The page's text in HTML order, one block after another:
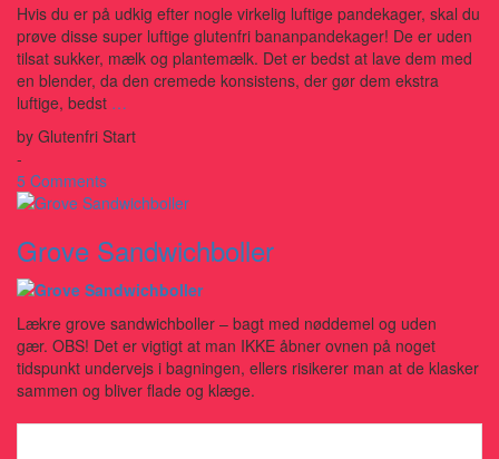
Hvis du er på udkig efter nogle virkelig luftige pandekager, skal du
prøve disse super luftige glutenfri bananpandekager! De er uden
tilsat sukker, mælk og plantemælk. Det er bedst at lave dem med
en blender, da den cremede konsistens, der gør dem ekstra
luftige, bedst …
by Glutenfri Start
-
5 Comments
Grove Sandwichboller
Lækre grove sandwichboller – bagt med nøddemel og uden
gær. OBS! Det er vigtigt at man IKKE åbner ovnen på noget
tidspunkt undervejs i bagningen, ellers risikerer man at de klasker
sammen og bliver flade og klæge.